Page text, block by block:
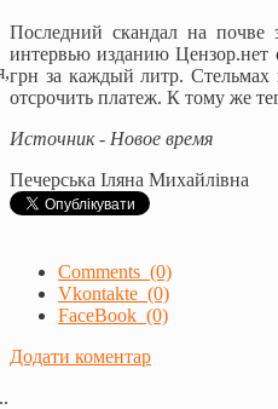
Последний скандал на почве
интервью изданию Цензор.нет
грн за каждый литр. Стельмах
отсрочить платеж. К тому же
Источник - Новое время
Печерська Іляна Михайлівна
Comments (0)
Vkontakte (0)
FaceBook (0)
Додати коментар